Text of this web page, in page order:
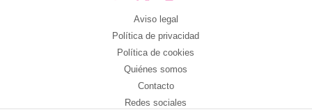
Aviso legal
Política de privacidad
Política de cookies
Quiénes somos
Contacto
Redes sociales